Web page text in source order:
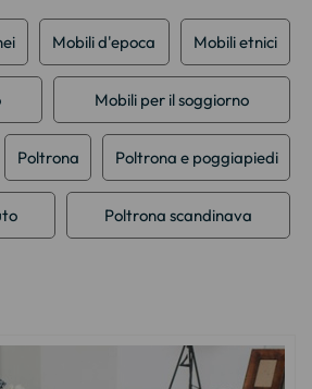
Mobili d'epoca Mobili etnici
Mobili per il soggiorno
Poltrona Poltrona e poggiapiedi
Poltrona scandinava